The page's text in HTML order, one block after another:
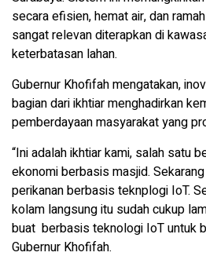
secara efisien, hemat air, dan
sangat relevan diterapkan di
keterbatasan lahan.
Gubernur Khofifah mengatakan,
bagian dari ikhtiar menghadirkan
pemberdayaan masyarakat yang
“Ini adalah ikhtiar kami, salah satu
ekonomi berbasis masjid.
perikanan berbasis teknplogi IoT.
kolam langsung itu sudah cukup
buat berbasis teknologi IoT untuk
Gubernur Khofifah.